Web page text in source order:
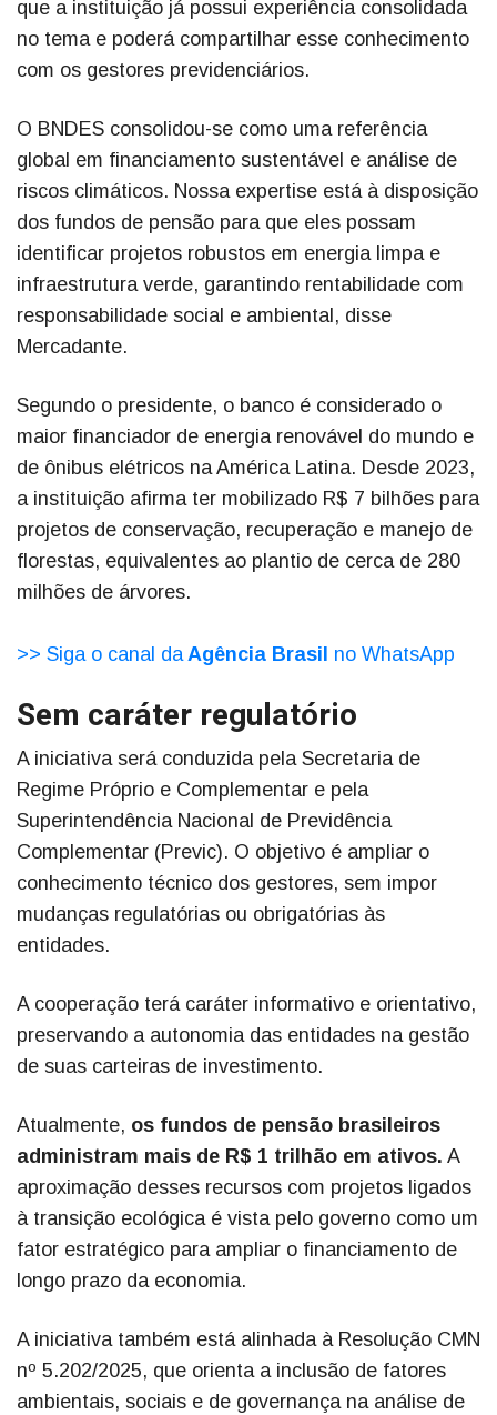
que a instituição já possui experiência consolidada
no tema e poderá compartilhar esse conhecimento
com os gestores previdenciários.
O BNDES consolidou-se como uma referência
global em financiamento sustentável e análise de
riscos climáticos. Nossa expertise está à disposição
dos fundos de pensão para que eles possam
identificar projetos robustos em energia limpa e
infraestrutura verde, garantindo rentabilidade com
responsabilidade social e ambiental, disse
Mercadante.
Segundo o presidente, o banco é considerado o
maior financiador de energia renovável do mundo e
de ônibus elétricos na América Latina. Desde 2023,
a instituição afirma ter mobilizado R$ 7 bilhões para
projetos de conservação, recuperação e manejo de
florestas, equivalentes ao plantio de cerca de 280
milhões de árvores.
>> Siga o canal daAgência Brasil no WhatsApp
Sem caráter regulatório
A iniciativa será conduzida pela Secretaria de
Regime Próprio e Complementar e pela
Superintendência Nacional de Previdência
Complementar (Previc). O objetivo é ampliar o
conhecimento técnico dos gestores, sem impor
mudanças regulatórias ou obrigatórias às
entidades.
A cooperação terá caráter informativo e orientativo,
preservando a autonomia das entidades na gestão
de suas carteiras de investimento.
Atualmente, os fundos de pensão brasileiros
administram mais de R$ 1 trilhão em ativos. A
aproximação desses recursos com projetos ligados
à transição ecológica é vista pelo governo como um
fator estratégico para ampliar o financiamento de
longo prazo da economia.
A iniciativa também está alinhada à Resolução CMN
nº 5.202/2025, que orienta a inclusão de fatores
ambientais, sociais e de governança na análise de